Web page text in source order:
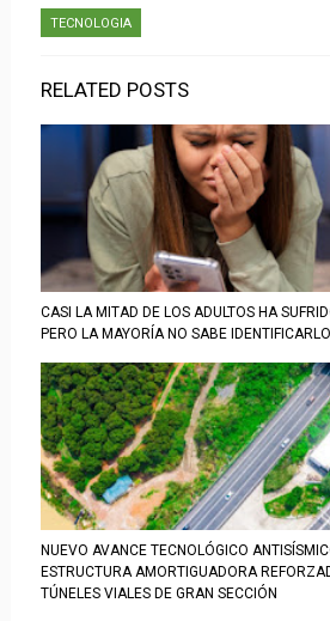
TECNOLOGIA
RELATED POSTS
CASI LA MITAD DE LOS ADULTOS HA
PERO LA MAYORÍA NO SABE
NUEVO AVANCE TECNOLÓGICO
ESTRUCTURA AMORTIGUADORA
TÚNELES VIALES DE GRAN SECCIÓN